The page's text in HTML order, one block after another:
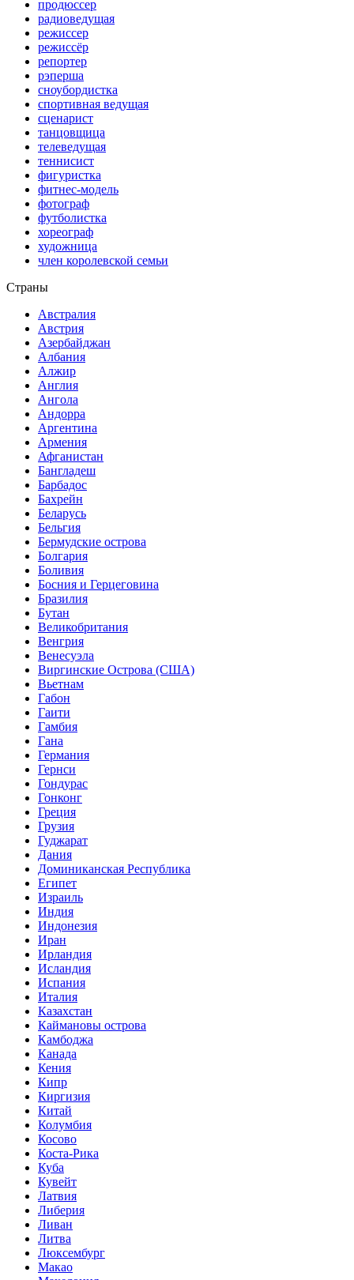
продюссер
радиоведущая
режиссер
режиссёр
репортер
рэперша
сноубордистка
спортивная ведущая
сценарист
танцовщица
телеведущая
теннисист
фигуристка
фитнес-модель
фотограф
футболистка
хореограф
художница
член королевской семьи
Страны
Австралия
Австрия
Азербайджан
Албания
Алжир
Англия
Ангола
Андорра
Аргентина
Армения
Афганистан
Бангладеш
Барбадос
Бахрейн
Беларусь
Бельгия
Бермудские острова
Болгария
Боливия
Босния и Герцеговина
Бразилия
Бутан
Великобритания
Венгрия
Венесуэла
Виргинские Острова (США)
Вьетнам
Габон
Гаити
Гамбия
Гана
Германия
Гернси
Гондурас
Гонконг
Греция
Грузия
Гуджарат
Дания
Доминиканская Республика
Египет
Израиль
Индия
Индонезия
Иран
Ирландия
Исландия
Испания
Италия
Казахстан
Каймановы острова
Камбоджа
Канада
Кения
Кипр
Киргизия
Китай
Колумбия
Косово
Коста-Рика
Куба
Кувейт
Латвия
Либерия
Ливан
Литва
Люксембург
Макао